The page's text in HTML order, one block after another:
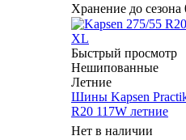
Хранение до сезона
Быстрый просмотр
Нешипованные
Летние
Шины Kapsen
R20 117W летние
Нет в наличии